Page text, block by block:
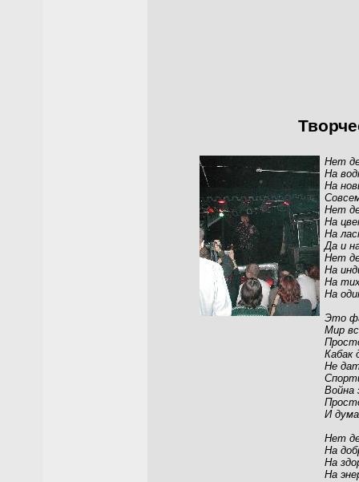
Нет
На
На
Нет
На
На
Да и
Нет
На
На
На
Это
Мир
Кабак
Не
Война
И
Нет
На
На
На